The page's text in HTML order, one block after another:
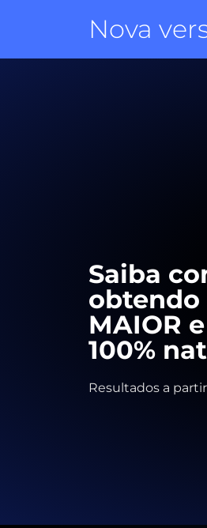
Nova
Saiba
obtendo
MAIOR
100%
Resultados a